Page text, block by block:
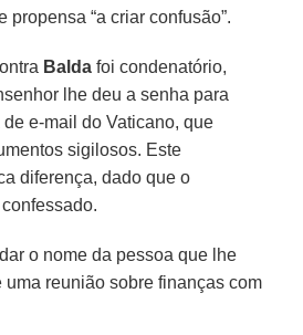
propensa “a criar confusão”.
Balda foi condenatório,
lhe deu a senha para
e-mail do Vaticano, que
sigilosos. Este
diferença, dado que o
o nome da pessoa que lhe
uma reunião sobre finanças com